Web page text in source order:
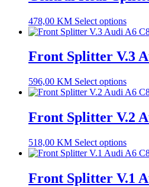
478,00 KM Select options
Front Splitter V.3
596,00 KM Select options
Front Splitter V.2
518,00 KM Select options
Front Splitter V.1